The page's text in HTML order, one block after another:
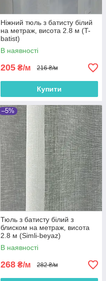
Ніжний тюль з батисту білий
на метраж, висота 2.8 м (T-
batist)
В наявності
205 ₴/м 216 ₴/м
Купити
–5%
Тюль з батисту білий з
блиском на метраж, висота
2.8 м (Simli-beyaz)
В наявності
268 ₴/м 282 ₴/м